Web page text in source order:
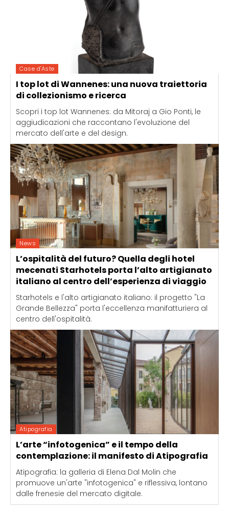
Case d'Aste
I top lot di Wannenes: una nuova traiettoria
di collezionismo e ricerca
Scopri i top lot Wannenes: da Mitoraj a Gio Ponti, le
aggiudicazioni che raccontano l'evoluzione del
mercato dell'arte e del design.
News
L’ospitalità del futuro? Quella degli hotel
mecenati Starhotels porta l’alto artigianato
italiano al centro dell’esperienza di viaggio
Starhotels e l'alto artigianato italiano: il progetto "La
Grande Bellezza" porta l'eccellenza manifatturiera al
centro dell'ospitalità.
Atipografia
L’arte “infotogenica” e il tempo della
contemplazione: il manifesto di Atipografia
Atipografia: la galleria di Elena Dal Molin che
promuove un'arte "infotogenica" e riflessiva, lontano
dalle frenesie del mercato digitale.